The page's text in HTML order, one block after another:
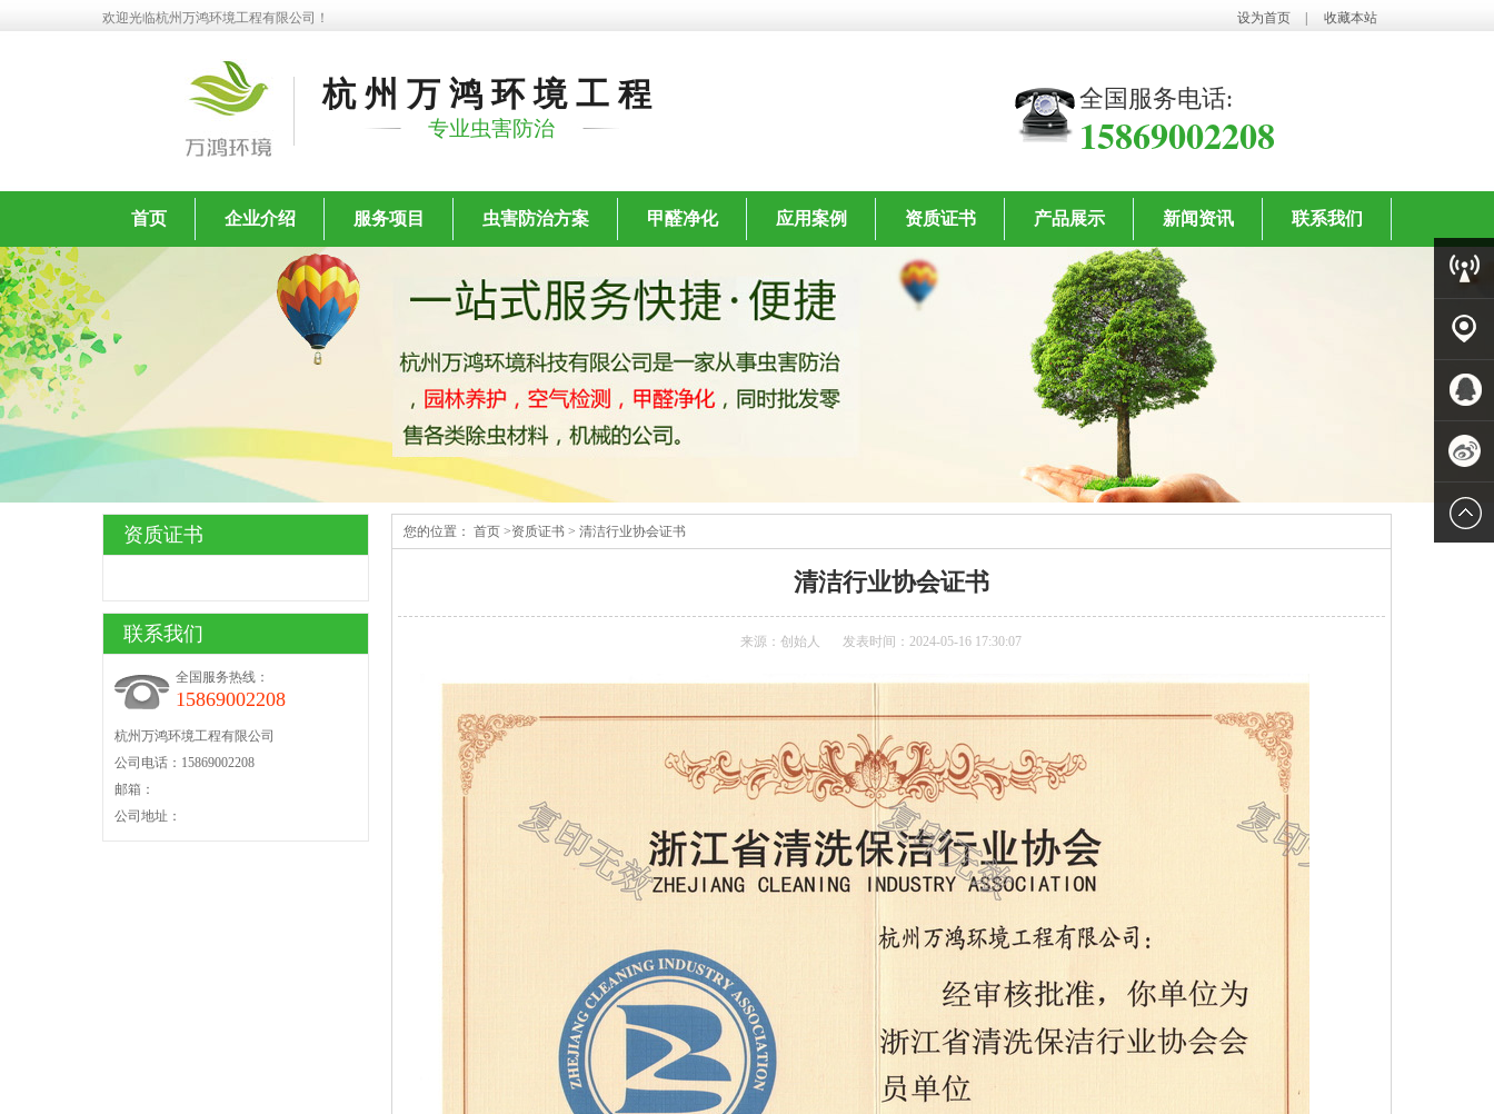
欢迎光临杭州万鸿环境工程有限公司！ 设为首页 收藏本站
杭州万鸿环境工程
专业虫害防治
全国服务电话:
15869002208
首页 企业介绍 服务项目 虫害防治方案 甲醛净化 应用案例 资质证书 产品展示 新闻资讯 联系我们
资质证书
联系我们
全国服务热线：
15869002208
杭州万鸿环境工程有限公司
公司电话：15869002208
邮箱：
公司地址：
您的位置： 首页 >资质证书 > 清洁行业协会证书
清洁行业协会证书
来源：创始人 发表时间：2024-05-16 17:30:07
客服中
客户案
例
QQ客服
新浪微